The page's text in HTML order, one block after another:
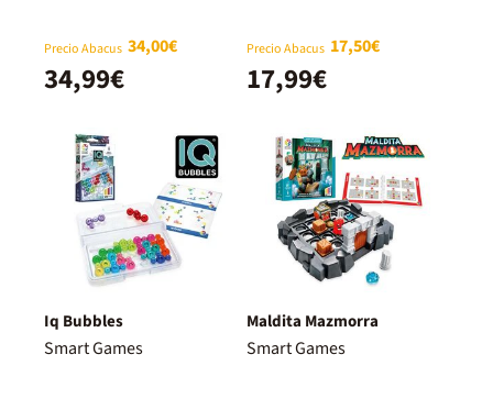
Precio Abacus 34,00€
34,99€
Precio Abacus 17,50€
17,99€
Iq Bubbles
Smart Games
Maldita Mazmorra
Smart Games